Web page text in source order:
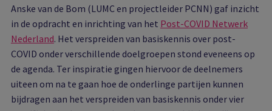
Anske van de Bom (LUMC en projectleider PCNN) gaf inzicht
in de opdracht en inrichting van het Post-COVID Netwerk
Nederland. Het verspreiden van basiskennis over post-
COVID onder verschillende doelgroepen stond eveneens op
de agenda. Ter inspiratie gingen hiervoor de deelnemers
uiteen om na te gaan hoe de onderlinge partijen kunnen
bijdragen aan het verspreiden van basiskennis onder vier